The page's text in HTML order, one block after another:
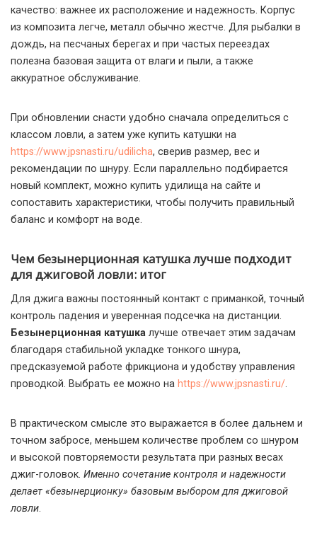
качество: важнее их расположение и надежность. Корпус
из композита легче, металл обычно жестче. Для рыбалки в
дождь, на песчаных берегах и при частых переездах
полезна базовая защита от влаги и пыли, а также
аккуратное обслуживание.
При обновлении снасти удобно сначала определиться с
классом ловли, а затем уже купить катушки на
https://www.jpsnasti.ru/udilicha, сверив размер, вес и
рекомендации по шнуру. Если параллельно подбирается
новый комплект, можно купить удилища на сайте и
сопоставить характеристики, чтобы получить правильный
баланс и комфорт на воде.
Чем безынерционная катушка лучше подходит
для джиговой ловли: итог
Для джига важны постоянный контакт с приманкой, точный
контроль падения и уверенная подсечка на дистанции.
Безынерционная катушка лучше отвечает этим задачам
благодаря стабильной укладке тонкого шнура,
предсказуемой работе фрикциона и удобству управления
проводкой. Выбрать ее можно на https://www.jpsnasti.ru/.
В практическом смысле это выражается в более дальнем и
точном забросе, меньшем количестве проблем со шнуром
и высокой повторяемости результата при разных весах
джиг-головок. Именно сочетание контроля и надежности
делает «безынерционку» базовым выбором для джиговой
ловли.